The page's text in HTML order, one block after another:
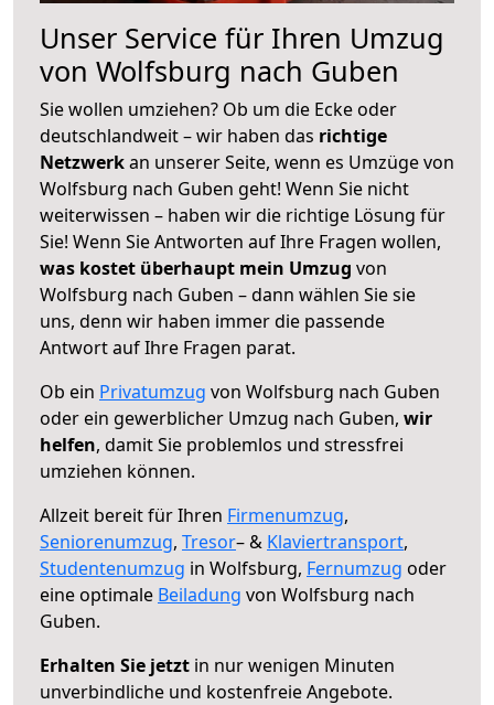
Unser Service für Ihren Umzug
von Wolfsburg nach Guben
Sie wollen umziehen? Ob um die Ecke oder
deutschlandweit – wir haben das richtige
Netzwerkan unserer Seite, wenn es Umzüge von
Wolfsburg nach Guben geht! Wenn Sie nicht
weiterwissen – haben wir die richtige Lösung für
Sie! Wenn Sie Antworten auf Ihre Fragen wollen,
was kostet überhaupt mein Umzug von
Wolfsburg nach Guben – dann wählen Sie sie
uns, denn wir haben immer die passende
Antwort auf Ihre Fragen parat.
Ob ein Privatumzug von Wolfsburg nach Guben
oder ein gewerblicher Umzug nach Guben, wir
helfen, damit Sie problemlos und stressfrei
umziehen können.
Allzeit bereit für Ihren Firmenumzug,
Seniorenumzug, Tresor– & Klaviertransport,
Studentenumzug in Wolfsburg, Fernumzug oder
eine optimale Beiladung von Wolfsburg nach
Guben.
Erhalten Sie jetzt in nur wenigen Minuten
unverbindliche und kostenfreie Angebote.